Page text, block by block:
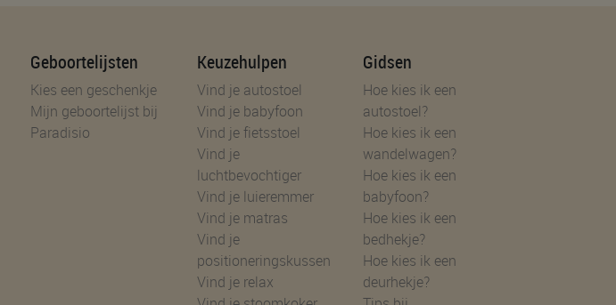
Geboortelijsten
Kies een geschenkje
Mijn geboortelijst bij
Paradisio
Keuzehulpen
Vind je autostoel
Vind je babyfoon
Vind je fietsstoel
Vind je
luchtbevochtiger
Vind je luieremmer
Vind je matras
Vind je
positioneringskussen
Vind je relax
Gidsen
Hoe kies ik een
autostoel?
Hoe kies ik een
wandelwagen?
Hoe kies ik een
babyfoon?
Hoe kies ik een
bedhekje?
Hoe kies ik een
deurhekje?